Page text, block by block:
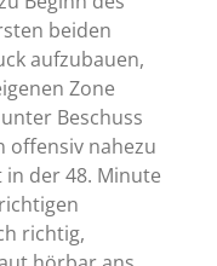
beiden
aufzubauen,
Zone
Beschuss
offensiv nahezu
in der 48. Minute
richtig,